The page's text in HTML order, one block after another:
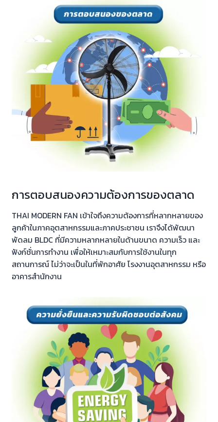
การตอบสนองความต้องการของตลาด
THAI MODERN FAN เข้าใจถึงความต้องการที่หลากหลายของ
ลูกค้าในภาคอุตสาหกรรมและภาคประชาชน เราจึงได้พัฒนา
พัดลม BLDC ที่มีความหลากหลายในด้านขนาด ความเร็ว และ
ฟังก์ชั่นการทำงาน เพื่อให้เหมาะสมกับการใช้งานในทุก
สถานการณ์ ไม่ว่าจะเป็นในที่พักอาศัย โรงงานอุตสาหกรรม หรือ
อาคารสำนักงาน